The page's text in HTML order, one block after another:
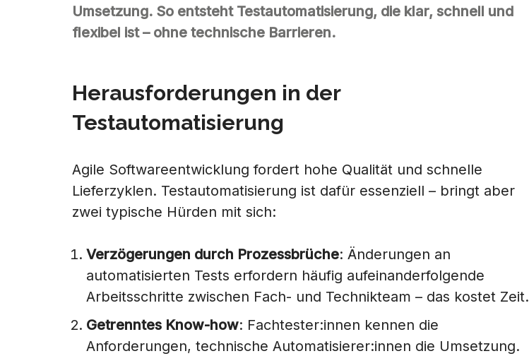
Umsetzung. So entsteht Testautomatisierung, die klar, schnell und
flexibel ist – ohne technische Barrieren.
Herausforderungen in der
Testautomatisierung
Agile Softwareentwicklung fordert hohe Qualität und schnelle
Lieferzyklen. Testautomatisierung ist dafür essenziell – bringt aber
zwei typische Hürden mit sich:
Verzögerungen durch Prozessbrüche: Änderungen an
automatisierten Tests erfordern häufig aufeinanderfolgende
Arbeitsschritte zwischen Fach- und Technikteam – das kostet Zeit.
Getrenntes Know-how: Fachtester:innen kennen die
Anforderungen, technische Automatisierer:innen die Umsetzung.